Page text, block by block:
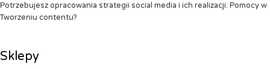
Potrzebujesz opracowania strategii social media i ich realizacji. Pomocy w
Tworzeniu contentu?
Sklepy